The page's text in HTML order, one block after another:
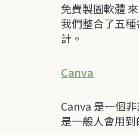
免費製圖軟體
我們整合了五
計。
Canva
Canva 是一個
是一般人會用